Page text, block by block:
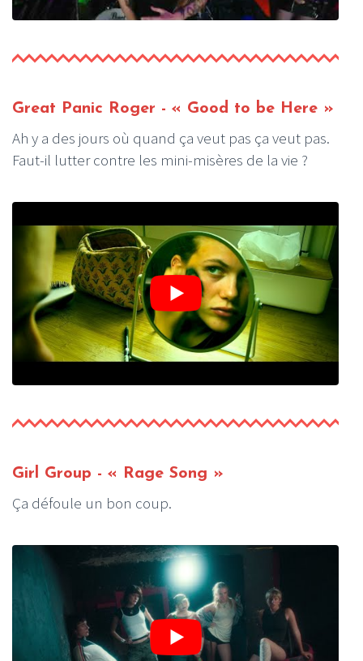
Great Panic Roger - « Good to be Here »
Ah y a des jours où quand ça veut pas ça veut pas.
Faut-il lutter contre les mini-misères de la vie ?
Girl Group - « Rage Song »
Ça défoule un bon coup.